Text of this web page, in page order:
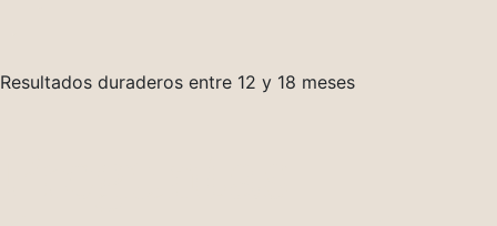
Resultados duraderos entre 12 y 18 meses